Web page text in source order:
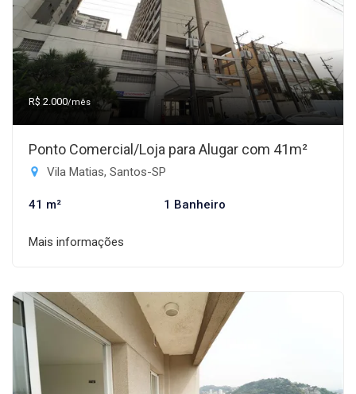
R$ 2.000/mês
Ponto Comercial/Loja para Alugar com 41m²
Vila Matias, Santos-SP
41 m² 1 Banheiro
Mais informações